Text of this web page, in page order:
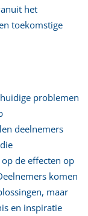
het
toekomstige
problemen
deelnemers
de effecten op
komen
maar
en inspiratie